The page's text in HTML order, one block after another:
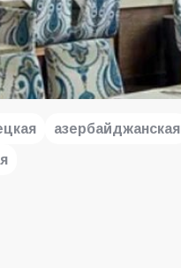
азербайджанская